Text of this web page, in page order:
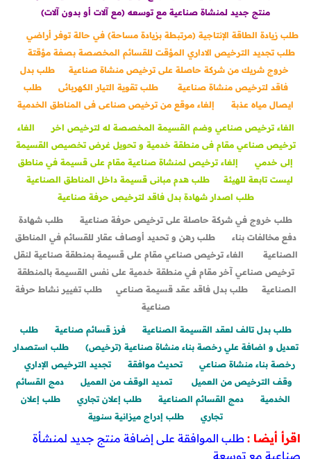
منتج جديد لمنشاة صناعية مع توسعه (مع آلات أو بدون آلات)
طلب زيادة الطاقة الإنتاجية (مرتبطة بزيادة مساحة) في حالة توفر أراضي
طلب تجديد الترخيص الاداري المؤقت للقسائم المخصصة بصفة مؤقتة
خروج شريك من شركة حاصلة على ترخيص منشاة صناعية
طلب بدل
فاقد لترخيص منشاة صناعية
طلب تقوية التيار الكهربائى
طلب
ايصال مياه عذبة
إلغاء موقع من ترخيص صناعى فى المناطق الخدمية
الغاء ترخيص صناعي وضم القسيمة المخصصة له لترخيص اخر
الغاء
ترخيص صناعي مقام فى منطقة خدمية و تحويل غرض تخصيص القسيمة
إلى خدمي
إلغاء ترخيص لمنشاة صناعية مقام على قسيمة في مناطق
ليست تابعة للهيئة
طلب هدم مبانى قسيمة داخل المناطق الصناعية
طلب اصدار شهادة بدل فاقد لترخيص حرفة صناعية
طلب خروج في شركة حاصلة على ترخيص حرفة صناعية
طلب شهادة
دفع مخالفات بناء
طلب رهن و تحديد أوصاف عقار للقسائم في المناطق
الصناعية
الغاء ترخيص صناعي مقام على قسيمة بمنطقة صناعية لنقل
ترخيص صناعي آخر مقام في منطقة خدمية على نفس القسيمة بالمنطقة
الصناعية
طلب بدل فاقد عقد قسيمة صناعي
طلب تغيير نشاط حرفة
صناعية
طلب بدل تالف لعقد القسيمة الصناعية فرز قسائم صناعية
طلب
تعديل و اضافة علي رخصة بناء منشاة صناعية (ترخيص)
طلب استصدار
رخصة بناء منشاة صناعي
تحديث موافقة
تجديد الترخيص الإداري
وقف الترخيص من العميل
تمديد الوقف من العميل
دمج القسائم
الخدمية
دمج القسائم الصناعية طلب إعلان تجاري
طلب إعلان
تجاري
طلب إدراج ميزانية سنوية
اقرأ أيضا : طلب الموافقة على إضافة منتج جديد لمنشأة
صناعية مع توسعة